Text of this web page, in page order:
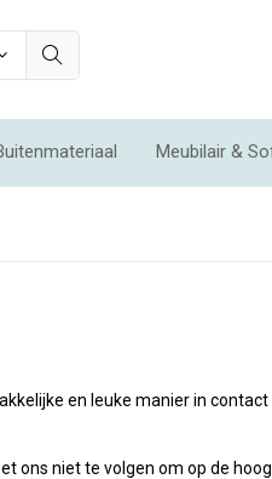
Meubilair &
en leuke manier in contact
ons niet te volgen om op de